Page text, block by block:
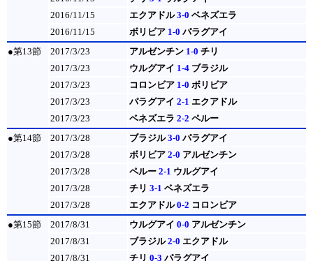
2016/11/15
エクアドル3-0 ベネズエラ
2016/11/15
ボリビア 1-0 パラグアイ
●第13節
2017/3/23 アルゼンチン 1-0 チリ
2017/3/23
ウルグアイ 1-4 ブラジル
2017/3/23
コロンビア 1-0 ボリビア
2017/3/23
パラグアイ 2-1 エクアドル
2017/3/23
ベネズエラ 2-2 ペルー
●第14節
2017/3/28 ブラジル3-0 パラグアイ
2017/3/28
ボリビア 2-0 アルゼンチン
2017/3/28
ペルー 2-1 ウルグアイ
2017/3/28
チリ 3-1 ベネズエラ
2017/3/28
エクアドル0-2 コロンビア
●第15節
2017/8/31 ウルグアイ 0-0 アルゼンチン
2017/8/31
ブラジル2-0 エクアドル
2017/8/31
チリ 0-3 パラグアイ